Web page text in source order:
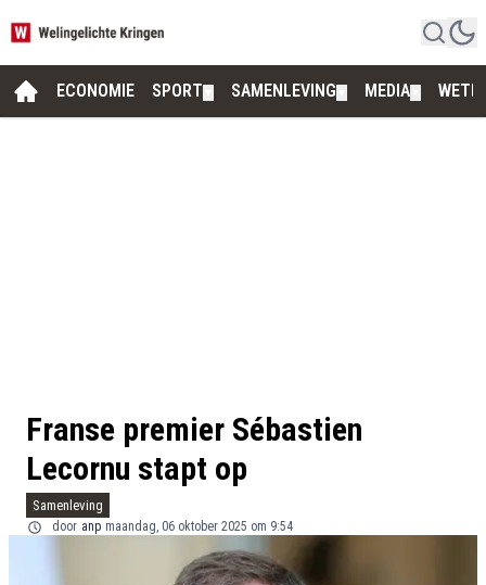
ECONOMIE SPORT SAMENLEVING MEDIA
Franse premier Sébastien
Lecornu stapt op
Samenleving
door anp maandag, 06 oktober 2025 om 9:54